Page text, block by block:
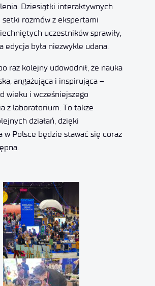
Dziesiątki interaktywnych
setki rozmów z ekspertami
uczestników sprawiły,
edycja była niezwykle udana.
raz kolejny udowodnił, że nauka
angażująca i inspirująca –
wieku i wcześniejszego
z laboratorium. To także
działań, dzięki
w Polsce będzie stawać się coraz